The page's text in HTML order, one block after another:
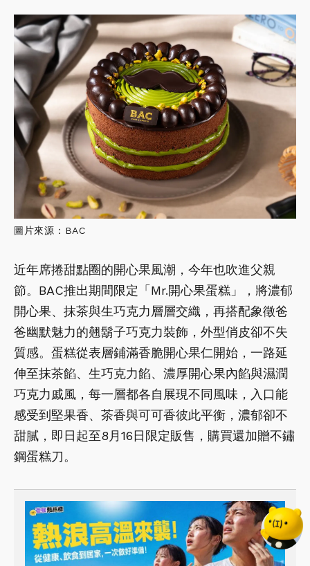
圖片來源：BAC
近年席捲甜點圈的開心果風潮，今年也吹進父親
節。BAC推出期間限定「Mr.開心果蛋糕」，將濃郁
開心果、抹茶與生巧克力層層交織，再搭配象徵爸
爸幽默魅力的翹鬍子巧克力裝飾，外型俏皮卻不失
質感。蛋糕從表層鋪滿香脆開心果仁開始，一路延
伸至抹茶餡、生巧克力餡、濃厚開心果內餡與濕潤
巧克力戚風，每一層都各自展現不同風味，入口能
感受到堅果香、茶香與可可香彼此平衡，濃郁卻不
甜膩，即日起至8月16日限定販售，購買還加贈不鏽
鋼蛋糕刀。